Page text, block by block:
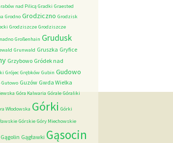
nad Pilicą Gradki Graested
Grodno Grodziczno Grodzisk
Grodziszcze Grodziszcze
Großenhain Grudusk
Grunwald Gruszka Gryfice
Grzybowo Gródek nad
Grójec Grębków Gubin Gudowo
Gutowo Guzów Gwda Wielka
Góra Kalwaria Górale Góraliki
Włodowska Górki Górki
Górskie Góry Miechowskie
Gągolin Gągławki Gąsocin